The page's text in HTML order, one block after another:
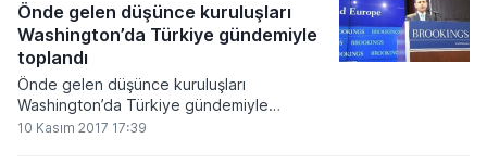
Önde gelen düşünce kuruluşları
Washington’da Türkiye gündemiyle
toplandı
Önde gelen düşünce kuruluşları
Washington’da Türkiye gündemiyle
toplandı
10 Kasım 2017 17:39